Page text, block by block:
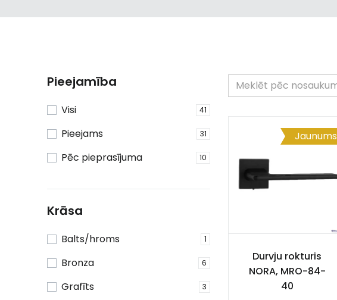
Pieejamība
Visi 41
Pieejams 31
Pēc pieprasījuma 10
Krāsa
Balts/hroms 1
Bronza 6
Grafīts 3
Jaunums
Durvju rokturis
NORA, MRO-84-
40